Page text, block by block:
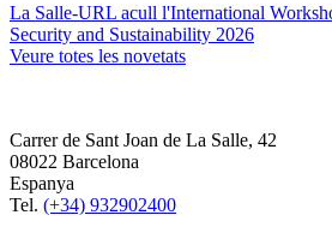
La Salle-URL acull l'International
Security and Sustainability 2026
Veure totes les novetats
Carrer de Sant Joan de La Salle, 42
08022 Barcelona
Espanya
Tel. (+34) 932902400